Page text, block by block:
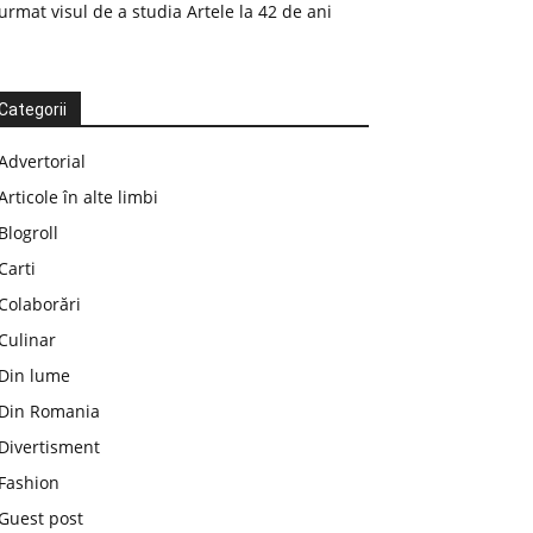
urmat visul de a studia Artele la 42 de ani
în alte limbi
Blogroll
Din lume
Din Romania
Divertisment
Fashion
post